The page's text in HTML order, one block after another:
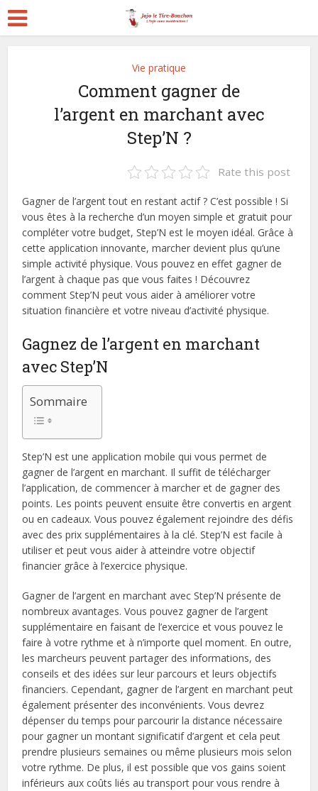
Vie pratique
Comment gagner de
l’argent en marchant avec
Step’N ?
Rate this post
Gagner de l’argent tout en restant actif ? C’est possible ! Si
vous êtes à la recherche d’un moyen simple et gratuit pour
compléter votre budget, Step’N est le moyen idéal. Grâce à
cette application innovante, marcher devient plus qu’une
simple activité physique. Vous pouvez en effet gagner de
l’argent à chaque pas que vous faites ! Découvrez
comment Step’N peut vous aider à améliorer votre
situation financière et votre niveau d’activité physique.
Gagnez de l’argent en marchant
avec Step’N
Sommaire
Step’N est une application mobile qui vous permet de
gagner de l’argent en marchant. Il suffit de télécharger
l’application, de commencer à marcher et de gagner des
points. Les points peuvent ensuite être convertis en argent
ou en cadeaux. Vous pouvez également rejoindre des défis
avec des prix supplémentaires à la clé. Step’N est facile à
utiliser et peut vous aider à atteindre votre objectif
financier grâce à l’exercice physique.
Gagner de l’argent en marchant avec Step’N présente de
nombreux avantages. Vous pouvez gagner de l’argent
supplémentaire en faisant de l’exercice et vous pouvez le
faire à votre rythme et à n’importe quel moment. En outre,
les marcheurs peuvent partager des informations, des
conseils et des idées sur leur parcours et leurs objectifs
financiers. Cependant, gagner de l’argent en marchant peut
également présenter des inconvénients. Vous devrez
dépenser du temps pour parcourir la distance nécessaire
pour gagner un montant significatif d’argent et cela peut
prendre plusieurs semaines ou même plusieurs mois selon
votre rythme. De plus, il est possible que vos gains soient
inférieurs aux coûts liés au transport pour vous rendre à